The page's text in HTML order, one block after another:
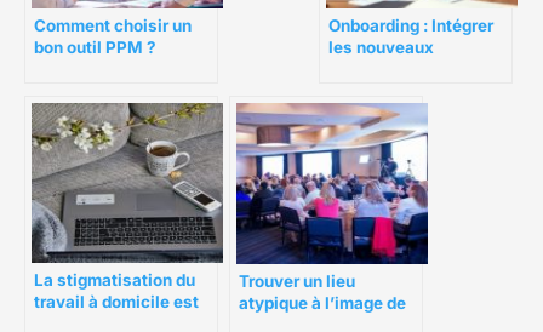
Comment choisir un
bon outil PPM ?
Onboarding : Intégrer
les nouveaux
La stigmatisation du
travail à domicile est
Trouver un lieu
atypique à l’image de